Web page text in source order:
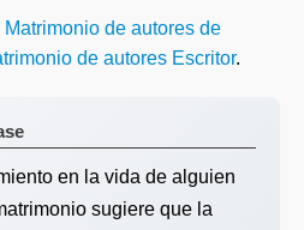
Matrimonio de autores de
de autores Escritor.
en la vida de alguien
sugiere que la